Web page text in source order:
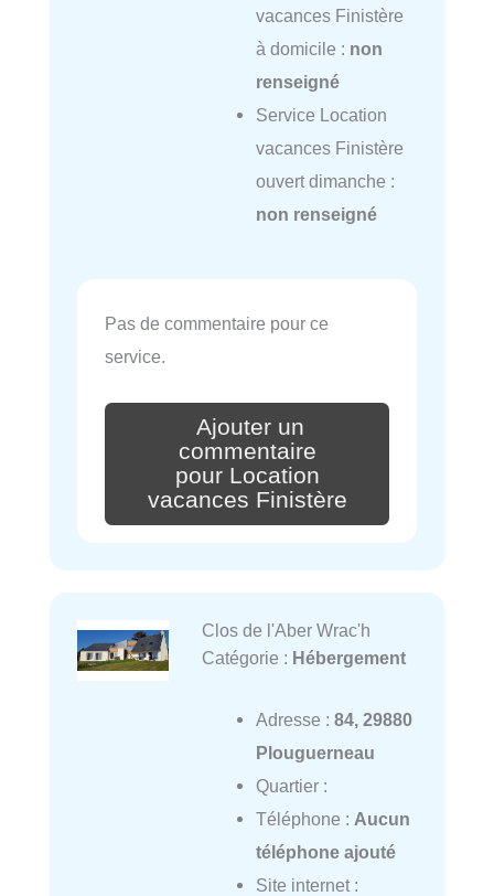
vacances Finistère
à domicile : non
renseigné
Service Location
vacances Finistère
ouvert dimanche :
non renseigné
Pas de commentaire pour ce
service.
Ajouter un
commentaire
pour Location
vacances Finistère
Clos de l'Aber Wrac'h
Catégorie : Hébergement
Adresse : 84, 29880
Plouguerneau
Quartier :
Téléphone : Aucun
téléphone ajouté
Site internet :